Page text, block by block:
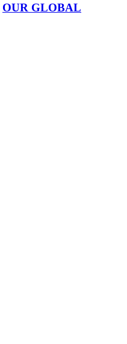
OUR GLOBAL